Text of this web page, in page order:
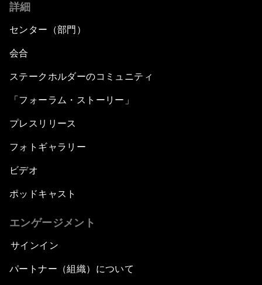
詳細
センター（部門）
会合
ステークホルダーのコミュニティ
「フォーラム・ストーリー」
プレスリリース
フォトギャラリー
ビデオ
ポッドキャスト
エンゲージメント
サインイン
パートナー（組織）について